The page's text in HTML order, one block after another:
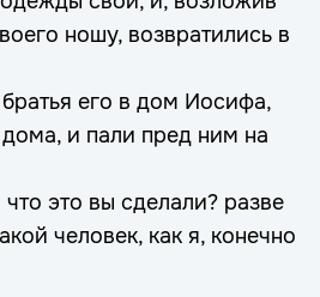
ношу, возвратились в
его в дом Иосифа,
и пали пред ним на
это вы сделали? разве
человек, как я, конечно